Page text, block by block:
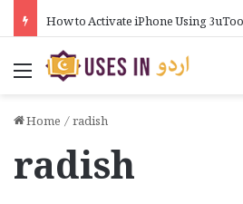
How to Activate iPhone Using
Menu
Home/radish
radish